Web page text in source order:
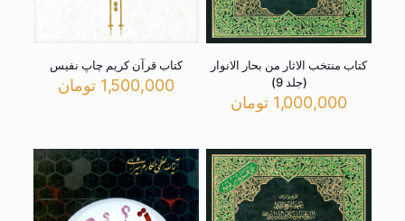
کتاب منتخب الاثار من بحار الانوار
(جلد 9)
1,000,000 تومان
کتاب قرآن کریم چاپ نفیس
1,500,000 تومان